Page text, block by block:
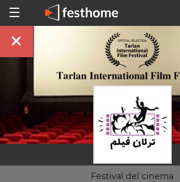
Festival del cinema